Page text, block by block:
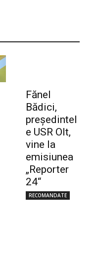
Fănel
Bădici,
preşedintel
e USR Olt,
vine la
emisiunea
„Reporter
24“
RECOMANDATE